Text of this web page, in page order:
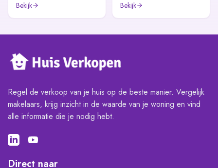
Bekijk Bekijk
Regel de verkoop van je huis op de beste manier. Vergelijk
makelaars, krijg inzicht in de waarde van je woning en vind
alle informatie die je nodig hebt.
Direct naar